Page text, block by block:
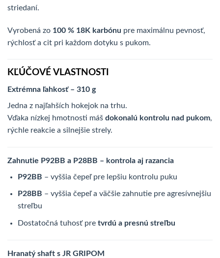
striedaní.
Vyrobená zo 100 % 18K karbónu pre maximálnu pevnosť,
rýchlosť a cit pri každom dotyku s pukom.
KĽÚČOVÉ VLASTNOSTI
Extrémna ľahkosť – 310 g
Jedna z najľahších hokejok na trhu.
Vďaka nízkej hmotnosti máš dokonalú kontrolu nad pukom,
rýchle reakcie a silnejšie strely.
Zahnutie P92BB a P28BB – kontrola aj razancia
P92BB – vyššia čepeľ pre lepšiu kontrolu puku
P28BB – vyššia čepeľ a väčšie zahnutie pre agresívnejšiu
streľbu
Dostatočná tuhosť pre tvrdú a presnú streľbu
Hranatý shaft s JR GRIPOM